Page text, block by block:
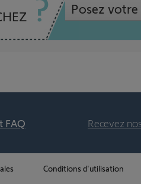
Posez
FAQ Recevez
Conditions d'utilisation